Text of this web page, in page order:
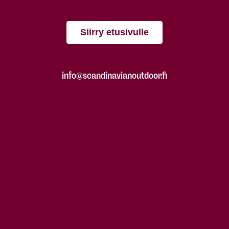
Siirry etusivulle
info@scandinavianoutdoor.fi